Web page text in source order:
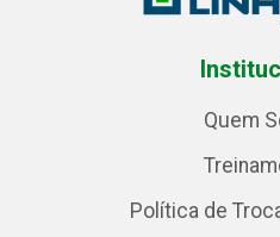
Quem
Política de